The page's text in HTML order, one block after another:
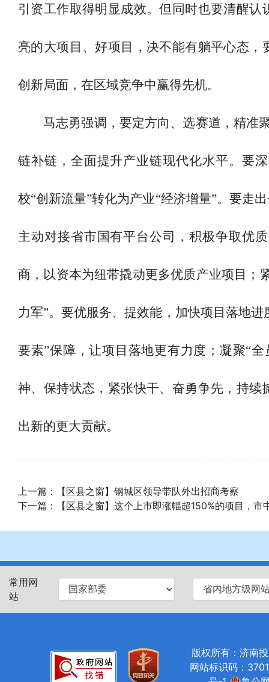
引资工作取得明显成效。但同时也要清醒
亮的大项目、好项目，决不能有躺平心态
创新局面，在区域竞争中赢得先机。
马志勇强调，要定方向、选赛道，精准
链补链，全面提升产业链现代化水平。要
校“创新流量”转化为产业“经济增量”。要走
主动对接省市国有平台公司，积极争取优
商，以资本为纽带撬动更多优质产业项目；
力军”。要优服务、提效能，加快项目落地
要素”保障，让项目落地更有力度；凝聚“
神、保持状态，紧张快干、奋勇争先，持
出新的更大贡献。
上一篇：
【区县之窗】钢城区领导带队外出招商考察
下一篇：
【区县之窗】这个上市即涨幅超150%的项目，市
常用网
站
版权所有：济南
网站标识码：